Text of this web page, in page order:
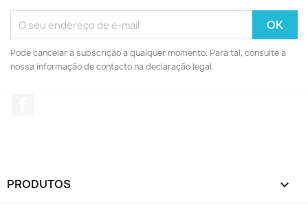
Pode cancelar a subscrição a qualquer momento. Para tal, consulte a
nossa informação de contacto na declaração legal.
PRODUTOS 